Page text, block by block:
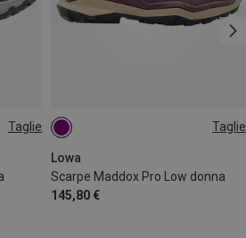
Taglie Taglie
Lowa
Scarpe Maddox Pro Low donna
145,80 €
38
41
41.5